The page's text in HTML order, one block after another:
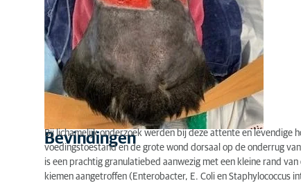
Bevindingen
Bij lichamelijk onderzoek werden bij deze attente en levendige
voedingstoestand en de grote wond dorsaal op de onderrug
is een prachtig granulatiebed aanwezig met een kleine rand
kiemen aangetroffen (Enterobacter, E. Coli en Staphylococcus